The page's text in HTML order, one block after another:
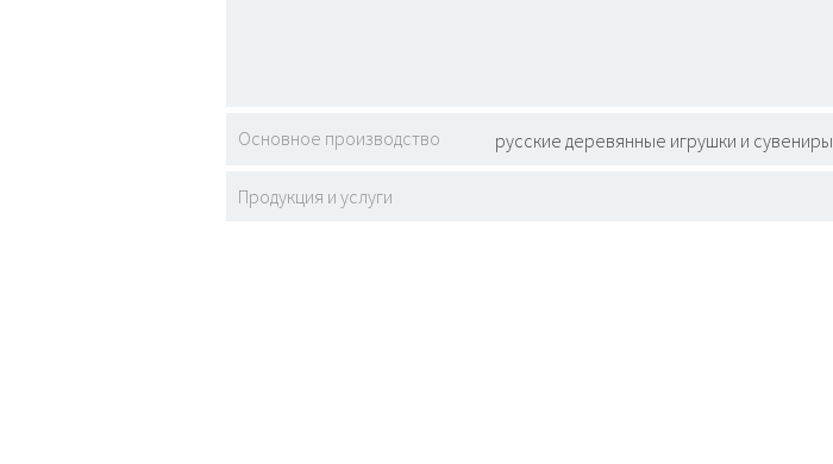
Основное производство русские деревянные игрушки и сувениры
Продукция и услуги